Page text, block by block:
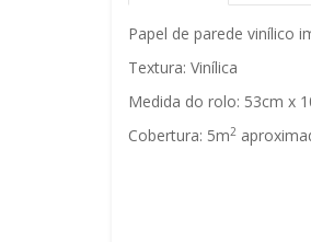
Papel de parede vinílico
Textura: Vinílica
Medida do rolo: 53cm x
Cobertura: 5m2